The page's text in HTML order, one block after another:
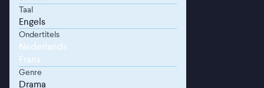
Taal
Engels
Ondertitels
Nederlands
Frans
Genre
Drama